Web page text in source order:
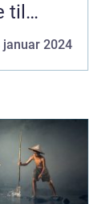
til
januar 2024